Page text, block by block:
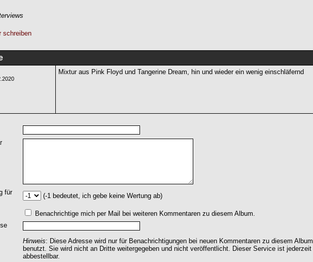
schreiben
Mixtur aus Pink Floyd und Tangerine Dream, hin und wieder ein wenig einschläfernd
für
(-1 bedeutet, ich gebe keine Wertung ab)
Benachrichtige mich per Mail bei weiteren Kommentaren zu diesem Album.
Hinweis: Diese Adresse wird nur für Benachrichtigungen bei neuen Kommentaren zu diesem Album
benutzt. Sie wird nicht an Dritte weitergegeben und nicht veröffentlicht. Dieser Service ist jederzeit
abbestellbar.